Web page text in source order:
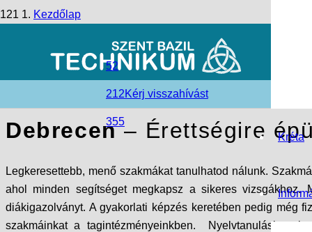
Kréta
52
212
355
Kérj visszahívást
Kezdőlap
Tanulj szakmát Debrecenben!
Érettségire épülő képzések
Debrecen– Érettségire
Legkeresettebb, menő szakmákat tanulhatod nálunk.
ahol minden segítséget megkapsz a sikeres vizsgákhoz.
diákigazolványt. A gyakorlati képzés keretében pedig még
szakmáinkat a tagintézményeinkben. Nyelvtanulásban